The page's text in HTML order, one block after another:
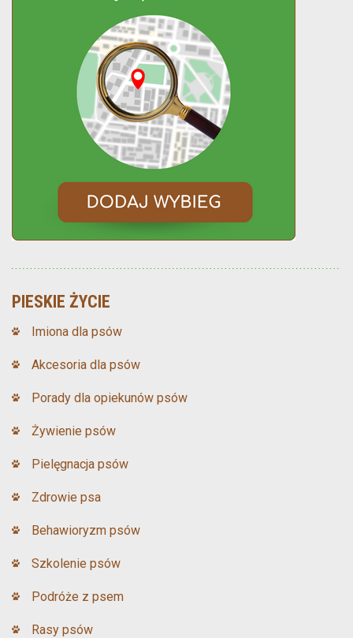
PIESKIE ŻYCIE
Imiona dla psów
Akcesoria dla psów
Porady dla opiekunów psów
Żywienie psów
Pielęgnacja psów
Zdrowie psa
Behawioryzm psów
Szkolenie psów
Podróże z psem
Rasy psów